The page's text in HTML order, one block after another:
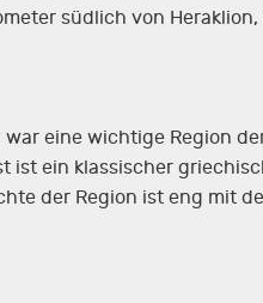
südlich von
eine wichtige Region
ist ein klassischer
der Region ist eng mit